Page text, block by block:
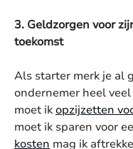
3. Geldzorgen voor
toekomst
Als starter merk je al
ondernemer heel
moet ikopzijzetten
moet ik sparen voor
kosten mag ik